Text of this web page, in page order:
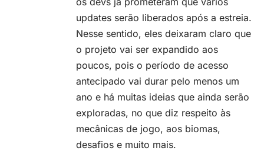
updates serão liberados após a estreia.
Nesse sentido, eles deixaram claro que
o projeto vai ser expandido aos
poucos, pois o período de acesso
antecipado vai durar pelo menos um
ano e há muitas ideias que ainda serão
exploradas, no que diz respeito às
mecânicas de jogo, aos biomas,
desafios e muito mais.